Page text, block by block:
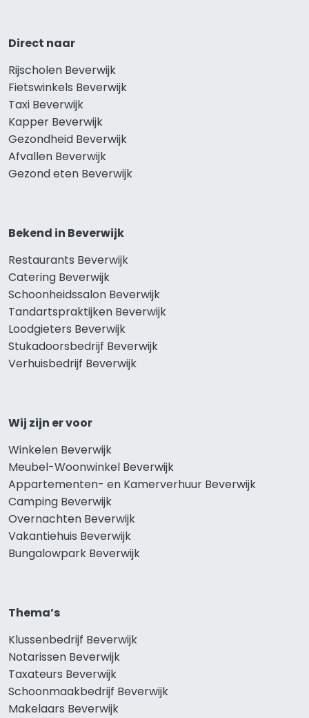
Direct naar
Rijscholen Beverwijk
Fietswinkels Beverwijk
Taxi Beverwijk
Kapper Beverwijk
Gezondheid Beverwijk
Afvallen Beverwijk
Gezond eten Beverwijk
Bekend in Beverwijk
Restaurants Beverwijk
Catering Beverwijk
Schoonheidssalon Beverwijk
Tandartspraktijken Beverwijk
Loodgieters Beverwijk
Stukadoorsbedrijf Beverwijk
Verhuisbedrijf Beverwijk
Wij zijn er voor
Winkelen Beverwijk
Meubel-Woonwinkel Beverwijk
Appartementen- en Kamerverhuur Beverwijk
Camping Beverwijk
Overnachten Beverwijk
Vakantiehuis Beverwijk
Bungalowpark Beverwijk
Thema’s
Klussenbedrijf Beverwijk
Notarissen Beverwijk
Taxateurs Beverwijk
Schoonmaakbedrijf Beverwijk
Makelaars Beverwijk